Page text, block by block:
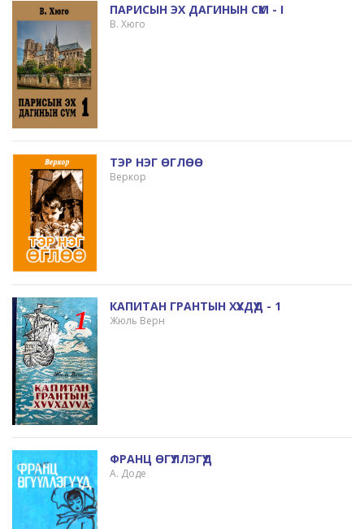
ПАРИСЫН ЭХ ДАГИНЫН СҮМ - I
В. Хюго
ТЭР НЭГ ӨГЛӨӨ
Веркор
КАПИТАН ГРАНТЫН ХҮҮХДҮҮД - 1
Жюль Верн
ФРАНЦ ӨГҮҮЛЛЭГҮҮД
А. Доде